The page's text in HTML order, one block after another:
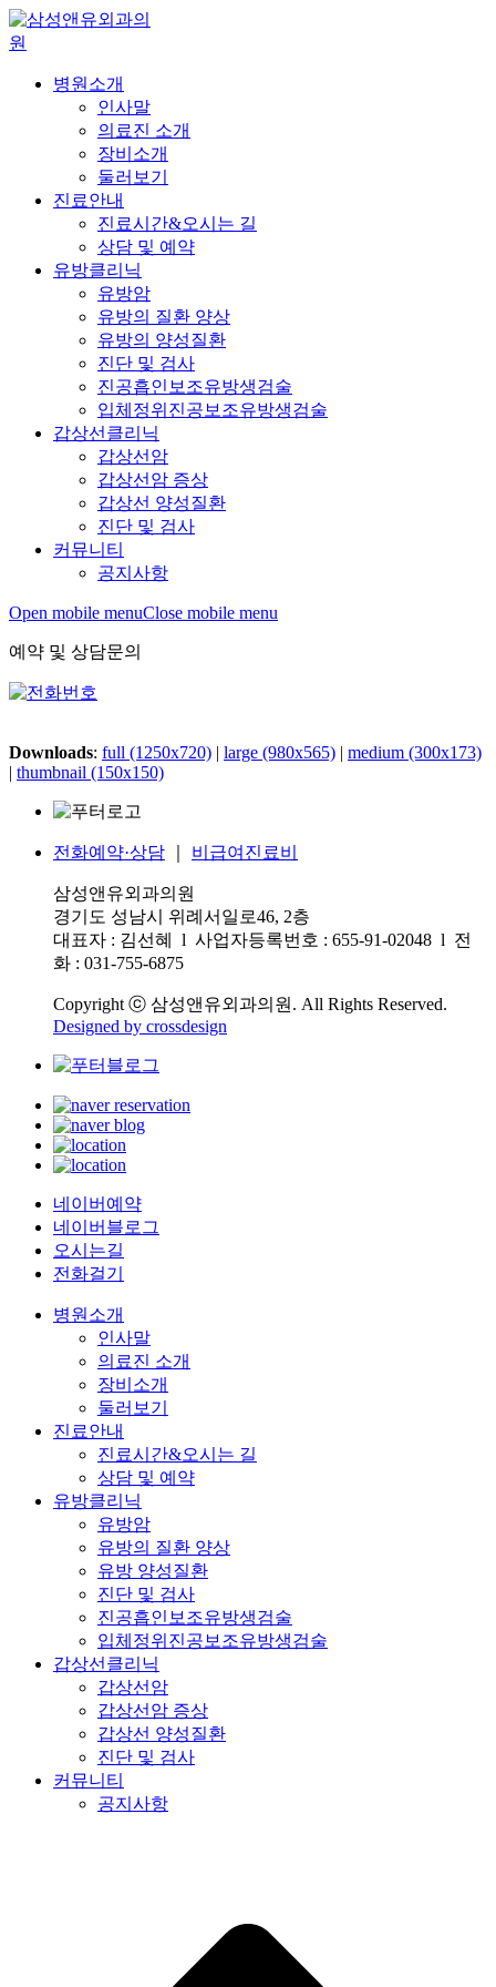
병원소개
인사말
의료진 소개
장비소개
둘러보기
진료안내
진료시간&오시는 길
상담 및 예약
유방클리닉
유방암
유방의 질환 양상
유방의 양성질환
진단 및 검사
진공흡인보조유방생검술
입체정위진공보조유방생검술
갑상선클리닉
갑상선암
갑상선암 증상
갑상선 양성질환
진단 및 검사
커뮤니티
공지사항
Open mobile menuClose mobile menu
예약 및 상담문의
Downloads: full (1250x720) | large (980x565) | medium (300x173)
| thumbnail (150x150)
전화예약·상담 비급여진료비
삼성앤유외과의원
경기도 성남시 위례서일로46, 2층
대표자 : 김선혜 l 사업자등록번호 : 655-91-02048 l 전
화 : 031-755-6875
Copyright ⓒ 삼성앤유외과의원. All Rights Reserved.
Designed by crossdesign
네이버예약
네이버블로그
오시는길
전화걸기
병원소개
인사말
의료진 소개
장비소개
둘러보기
진료안내
진료시간&오시는 길
상담 및 예약
유방클리닉
유방암
유방의 질환 양상
유방 양성질환
진단 및 검사
진공흡인보조유방생검술
입체정위진공보조유방생검술
갑상선클리닉
갑상선암
갑상선암 증상
갑상선 양성질환
진단 및 검사
커뮤니티
공지사항